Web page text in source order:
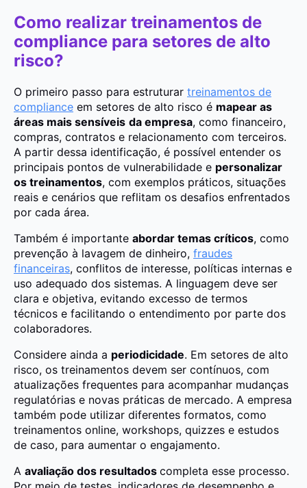
Como realizar treinamentos de
compliance para setores de alto
risco?
O primeiro passo para estruturar treinamentos de
compliance em setores de alto risco é mapear as
áreas mais sensíveis da empresa, como financeiro,
compras, contratos e relacionamento com terceiros.
A partir dessa identificação, é possível entender os
principais pontos de vulnerabilidade e personalizar
os treinamentos, com exemplos práticos, situações
reais e cenários que reflitam os desafios enfrentados
por cada área.
Também é importante abordar temas críticos, como
prevenção à lavagem de dinheiro, fraudes
financeiras, conflitos de interesse, políticas internas e
uso adequado dos sistemas. A linguagem deve ser
clara e objetiva, evitando excesso de termos
técnicos e facilitando o entendimento por parte dos
colaboradores.
Considere ainda a periodicidade. Em setores de alto
risco, os treinamentos devem ser contínuos, com
atualizações frequentes para acompanhar mudanças
regulatórias e novas práticas de mercado. A empresa
também pode utilizar diferentes formatos, como
treinamentos online, workshops, quizzes e estudos
de caso, para aumentar o engajamento.
A avaliação dos resultados completa esse processo.